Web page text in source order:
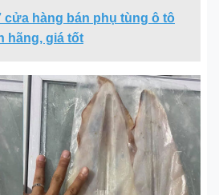
cửa hàng bán phụ tùng ô tô
hãng, giá tốt